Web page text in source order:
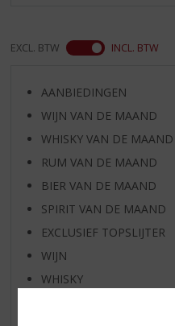
i
EXCL. BTW INCL. BTW
AANBIEDINGEN
WIJN VAN DE MAAND
WHISKY VAN DE MAAND
RUM VAN DE MAAND
BIER VAN DE MAAND
SPIRIT VAN DE MAAND
EXCLUSIEF TOPSLIJTER
WIJN
WHISKY